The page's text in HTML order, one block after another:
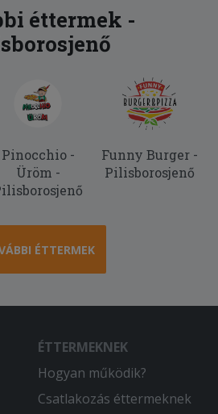
mint mindig.
a tèszta nem lehet még
megint nagyon finom
a futár
volt. Köszönöm.
éttermek -
Pinocchio -
Üröm -
Funny Burger -
Pilisborosjenő
ÉTTERMEK
ÉTTERMEKNEK
Hogyan működik?
Csatlakozás éttermeknek